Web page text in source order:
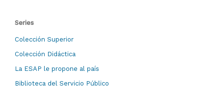
Series
Colección Superior
Colección Didáctica
La ESAP le propone al país
Biblioteca del Servicio Público